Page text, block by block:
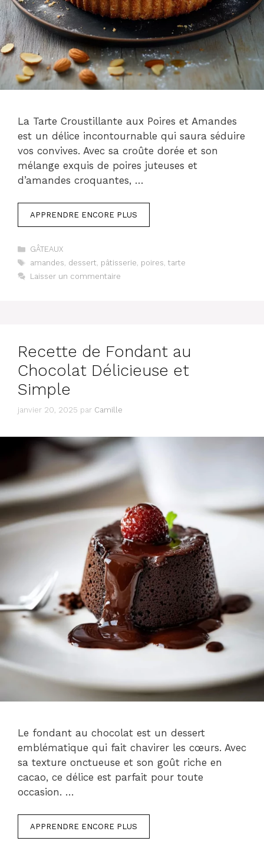
La Tarte Croustillante aux Poires et Amandes
est un délice incontournable qui saura séduire
vos convives. Avec sa croûte dorée et son
mélange exquis de poires juteuses et
d’amandes croquantes, …
APPRENDRE ENCORE PLUS
Catégories
GÂTEAUX
Étiquettes
amandes, dessert, pâtisserie, poires, tarte
Laisser un commentaire
Recette de Fondant au
Chocolat Délicieuse et
Simple
janvier 20, 2025 par Camille
Le fondant au chocolat est un dessert
emblématique qui fait chavirer les cœurs. Avec
sa texture onctueuse et son goût riche en
cacao, ce délice est parfait pour toute
occasion. …
APPRENDRE ENCORE PLUS